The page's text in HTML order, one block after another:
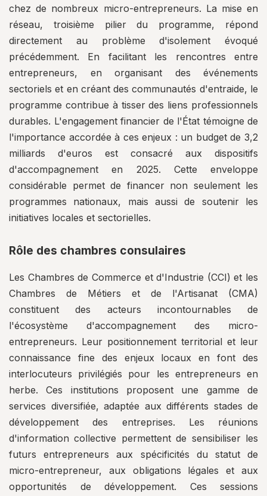
chez de nombreux micro-entrepreneurs. La mise en
réseau, troisième pilier du programme, répond
directement au problème d'isolement évoqué
précédemment. En facilitant les rencontres entre
entrepreneurs, en organisant des événements
sectoriels et en créant des communautés d'entraide, le
programme contribue à tisser des liens professionnels
durables. L'engagement financier de l'État témoigne de
l'importance accordée à ces enjeux : un budget de 3,2
milliards d'euros est consacré aux dispositifs
d'accompagnement en 2025. Cette enveloppe
considérable permet de financer non seulement les
programmes nationaux, mais aussi de soutenir les
initiatives locales et sectorielles.
Rôle des chambres consulaires
Les Chambres de Commerce et d'Industrie (CCI) et les
Chambres de Métiers et de l'Artisanat (CMA)
constituent des acteurs incontournables de
l'écosystème d'accompagnement des micro-
entrepreneurs. Leur positionnement territorial et leur
connaissance fine des enjeux locaux en font des
interlocuteurs privilégiés pour les entrepreneurs en
herbe. Ces institutions proposent une gamme de
services diversifiée, adaptée aux différents stades de
développement des entreprises. Les réunions
d'information collective permettent de sensibiliser les
futurs entrepreneurs aux spécificités du statut de
micro-entrepreneur, aux obligations légales et aux
opportunités de développement. Ces sessions